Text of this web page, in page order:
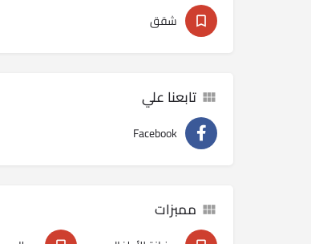
شقق
تابعنا علي
Facebook
ممبزات